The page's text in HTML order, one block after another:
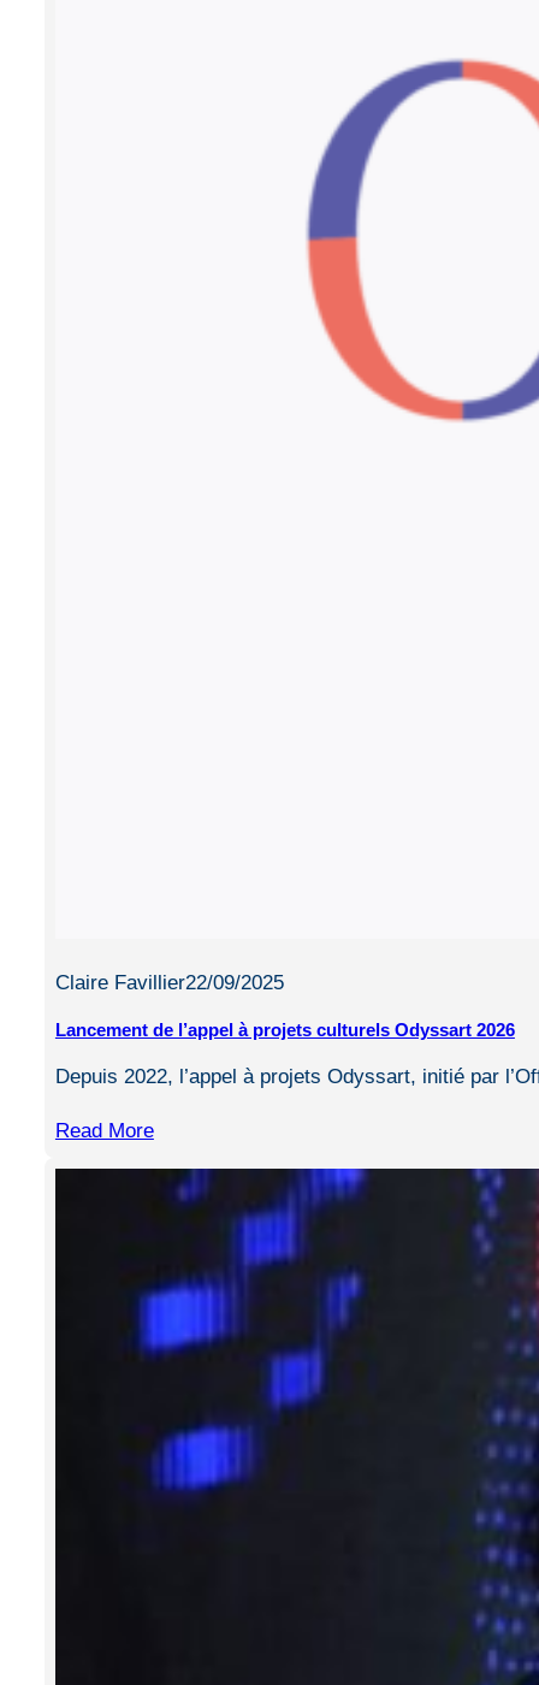
Claire Favillier22/09/2025
Lancement de l’appel à projets culturels Odyssart 2026
Depuis 2022, l’appel à projets Odyssart, initié par
Read More